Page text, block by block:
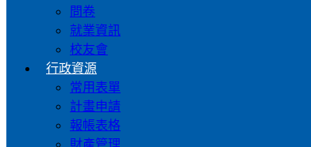
問卷
就業資訊
校友會
行政資源
常用表單
計畫申請
報帳表格
財產管理